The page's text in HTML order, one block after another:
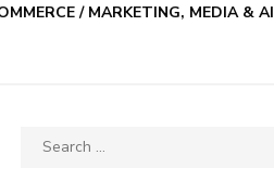
/ MARKETING, MEDIA & AI
Search